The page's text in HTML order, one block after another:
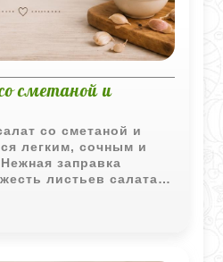
сметаной и
со сметаной и
легким, сочным и
заправка
листьев салата и
и приятным.